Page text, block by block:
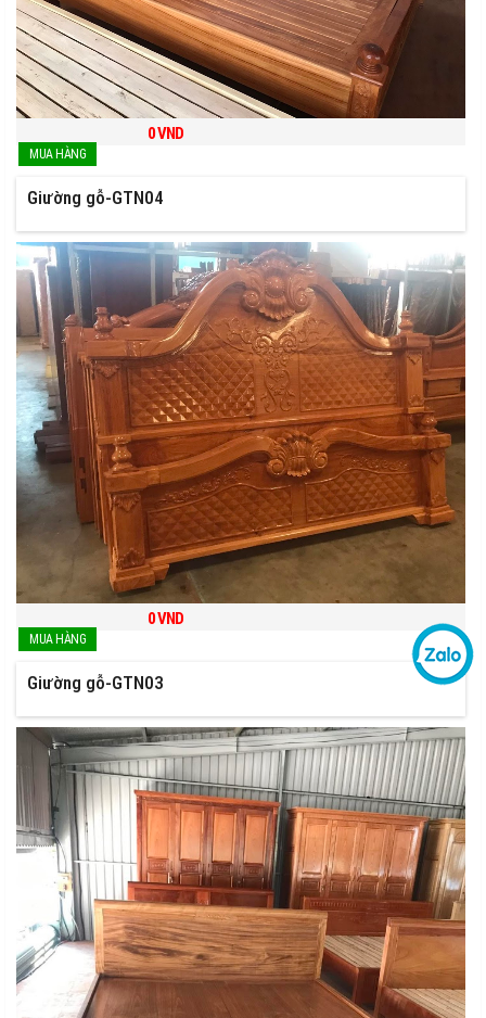
0VND
Giường gỗ-GTN04
0VND
Giường gỗ-GTN03